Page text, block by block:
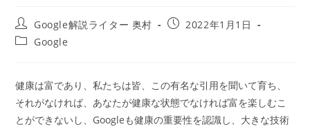
投
稿
者:
Google解説ライター 奥村
投
2022年1月1日
投
テ
ゴ
リ
ー:
Google
健康は富であり、私たちは皆、この有名な引用を聞いて育ち、
それがなければ、あなたが健康な状態でなければ富を楽しむこ
とができないし、Googleも健康の重要性を認識し、大きな技術